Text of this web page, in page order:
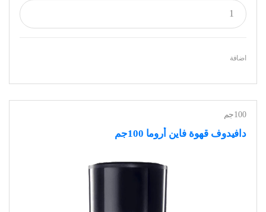
اضافة
100جم
دافيدوف قهوة فاين أروما 100جم